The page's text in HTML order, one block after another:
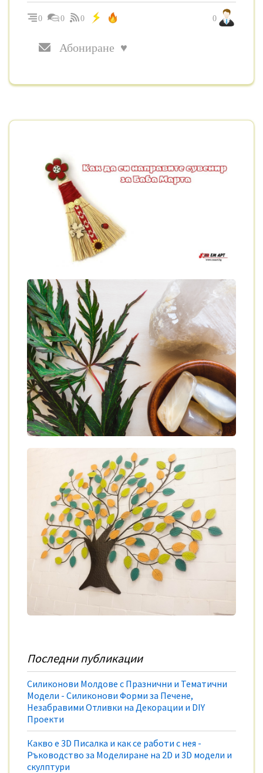
0 0 0 0
Абониране ♥
Последни публикации
Силиконови Молдове с Празнични и Тематични
Модели - Силиконови Форми за Печене,
Незабравими Отливки на Декорации и DIY
Проекти
Какво е 3D Писалка и как се работи с нея -
Ръководство за Моделиране на 2D и 3D модели и
скулптури